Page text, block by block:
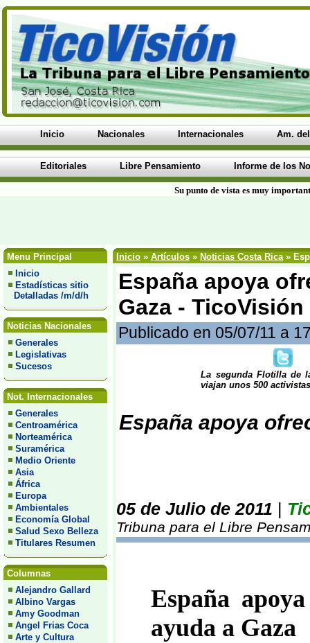
Inicio Nacionales Internacionales Am.
Editoriales Libre Pensamiento Informe de los
Su punto de vista es muy
Menu Principal
Inicio
Estadísticas sitio
Detalladas /m/d/h
Noticias Nacionales
Generales
Legislativas
Sucesos
Not. Internacionales
Generales
Centroamérica
Norteamérica
Suramérica
Medio Oriente
Asia
África
Europa
Ambientales
Economía Global
Salud Sexo Belleza
Titulares Resumen
Columnas
Alejandro Gallard
Albino Vargas
Amy Goodman
Angel Frias Coca
Arte y Cultura
Inicio » Artículos » Noticias Costa Rica»
España apoya
Gaza - TicoVisión
Publicado en 05/07/11 a
La segunda Flotilla de
viajan unos 500
España apoya
05 de Julio de 2011 |
Tribuna para el Libre
España
ayuda a Gaza